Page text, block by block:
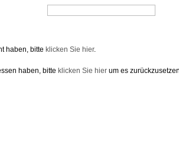
haben, bitte klicken Sie hier.
haben, bitte klicken Sie hier um es